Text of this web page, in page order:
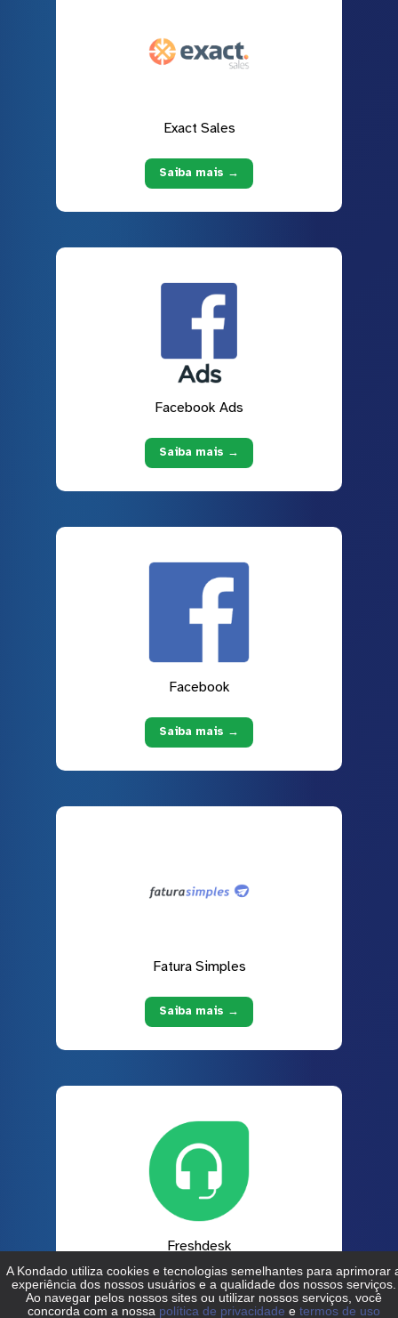
Exact Sales
Saiba mais →
Facebook Ads
Saiba mais →
Facebook
Saiba mais →
Fatura Simples
Saiba mais →
Freshdesk
Saiba mais →